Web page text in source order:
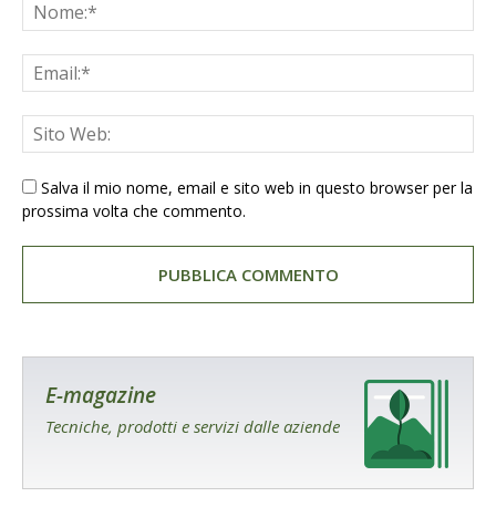
Salva il mio nome, email e sito web in questo browser per la
prossima volta che commento.
E-magazine
Tecniche, prodotti e servizi dalle aziende